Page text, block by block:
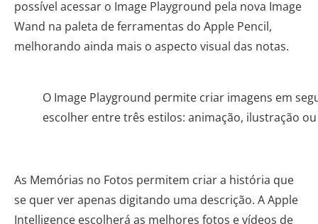
possível acessar o Image Playground pela nova Image
Wand na paleta de ferramentas do Apple Pencil,
melhorando ainda mais o aspecto visual das notas.
O Image Playground permite criar imagens em
escolher entre três estilos: animação, ilustração
As Memórias no Fotos permitem criar a história que
se quer ver apenas digitando uma descrição. A Apple
Intelligence escolherá as melhores fotos e vídeos de